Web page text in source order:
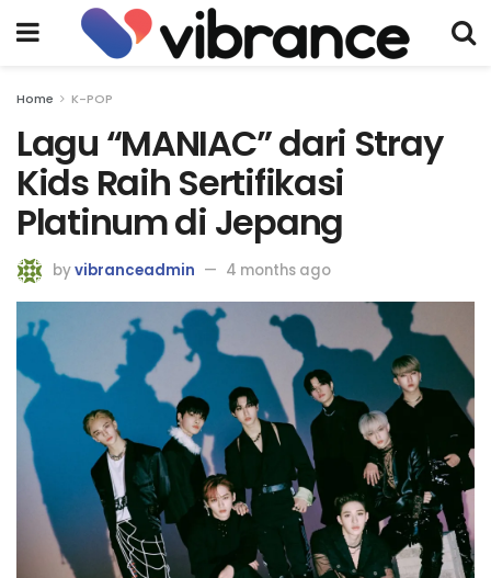
Home K-POP
Lagu “MANIAC” dari Stray
Kids Raih Sertifikasi
Platinum di Jepang
byvibranceadmin 4 months ago